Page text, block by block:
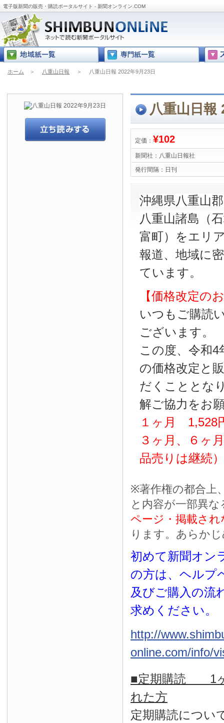
電子版新聞の販売・購読ポータルサイト - 新聞オンライン.COM
ホーム ＞ 八重山日報 ＞ 八重山日報 2022年9月23日
八重山日報
定価： ¥102
新聞社： 八重山日報社
発行間隔： 日刊
沖縄県八重山
八重山諸島（
富町）をエリ
報道、地域に
ています。
【価格改定の
いつもご購読
ございます。
この度、令和4
の価格改定と
だくこととな
解ご協力をお
１ヶ月 1,528
３ヶ月、６ヶ
品売りは継続）
※著作権の都合上
と内容が一部異な
ページ・掲載され
ります。あらか
初めて新聞オン
の方は、ヘルプ
及びご購入の流
求めください。
http://
online.com/info/
■定期購読 1ヶ
れた方
定期購読につい